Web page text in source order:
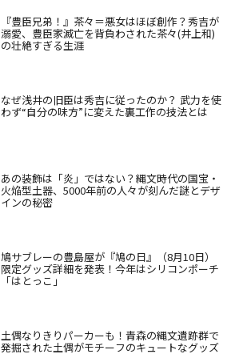
『豊臣兄弟！』茶々＝悪女はほぼ創作？秀吉が
溺愛、豊臣家滅亡を背負わされた茶々(井上和)
の壮絶すぎる生涯
なぜ浅井の旧臣は秀吉に従ったのか？ 武力を使
わず“自分の味方”に変えた裏工作の技法とは
あの装飾は「炎」ではない？縄文時代の国宝・
火焔型土器、5000年前の人々が刻んだ謎とデザ
インの秘密
鳩サブレーの豊島屋が『鳩の日』（8月10日）
限定グッズ詳細を発表！今年はシリコンポーチ
「はとっこ」
土偶なりきりパーカーも！青森の縄文遺跡群で
発掘された土偶がモチーフのキュートなグッズ